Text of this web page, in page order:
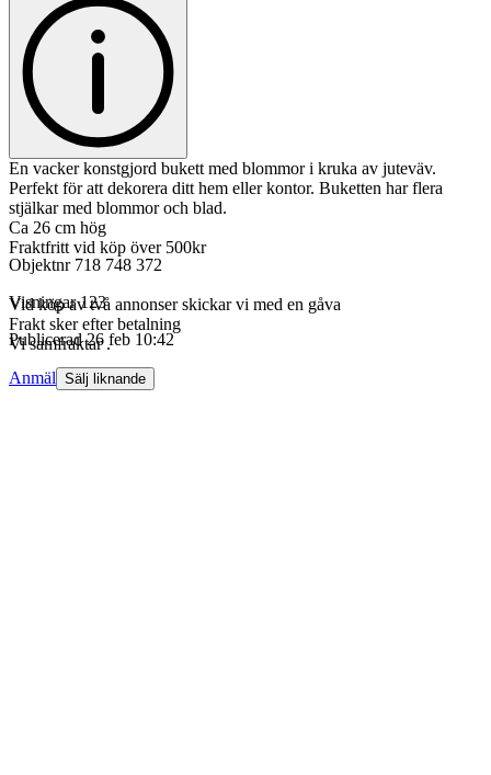
En vacker konstgjord bukett med blommor i kruka av juteväv.
Perfekt för att dekorera ditt hem eller kontor. Buketten har flera
stjälkar med blommor och blad.
Ca 26 cm hög
Fraktfritt vid köp över 500kr
Vid köp av två annonser skickar vi med en gåva
Frakt sker efter betalning
Vi samfraktar .
Objektnr 718 748 372
Visningar 123
Publicerad 26 feb 10:42
Anmäl Sälj liknande